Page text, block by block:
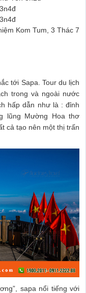
Kom Tum, 3 Thác 7
tới Sapa. Tour du lịch
trong và ngoài nước
hấp dẫn như là : đỉnh
lũng Mường Hoa thơ
cả tạo nên một thị trấn
sapa nổi tiếng với